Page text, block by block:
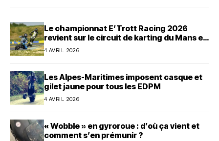
Le championnat E’Trott Racing 2026
revient sur le circuit de karting du Mans en
avril
4 AVRIL 2026
Les Alpes-Maritimes imposent casque et
gilet jaune pour tous les EDPM
4 AVRIL 2026
« Wobble » en gyroroue : d’où ça vient et
comment s’en prémunir ?